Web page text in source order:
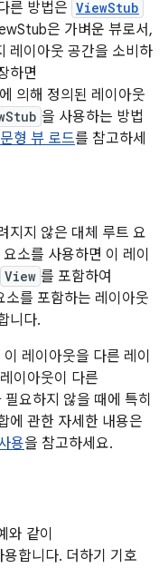
른 방법은 ViewStub
은 가벼운 뷰로서,
레이아웃 공간을 소비하
하면
의해 정의된 레이아웃
을 사용하는 방법
형 뷰 로드를 참고하세
지지 않은 대체 루트 요
소를 사용하면 이 레이
View 를 포함하여
소를 포함하는 레이아웃
니다.
레이아웃을 다른 레이
이아웃이 다른
필요하지 않을 때에 특히
에 관한 자세한 내용은
용을 참고하세요.
와 같이
합니다. 더하기 기호